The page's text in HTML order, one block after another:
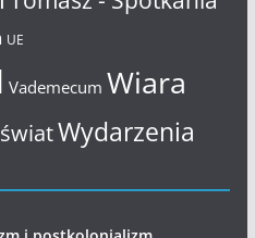
UE
Vademecum Wiara
Wydarzenia